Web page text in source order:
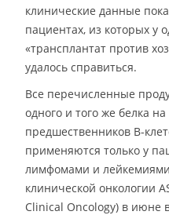
клинические данные
пациентах, из которых у
«трансплантат против
удалось справиться.
Все перечисленные
одного и того же белка
предшественников В-
применяются только у
лимфомами и
клинической онкологии
Clinical Oncology) в июне